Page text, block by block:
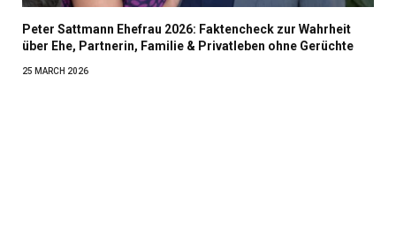
Peter Sattmann Ehefrau 2026: Faktencheck zur Wahrheit
über Ehe, Partnerin, Familie & Privatleben ohne Gerüchte
25 MARCH 2026